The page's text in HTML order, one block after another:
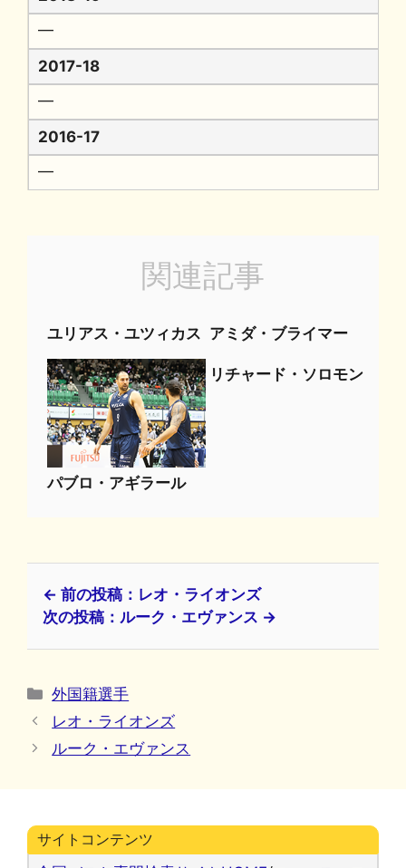
━
2017-18
━
2016-17
━
関連記事
ユリアス・ユツィカス アミダ・ブライマー
パブロ・アギラール
リチャード・ソロモン
← 前の投稿：レオ・ライオンズ
次の投稿：ルーク・エヴァンス →
カ
テ
リ
外国籍選手
レオ・ライオンズ
ルーク・エヴァンス
サイトコンテンツ